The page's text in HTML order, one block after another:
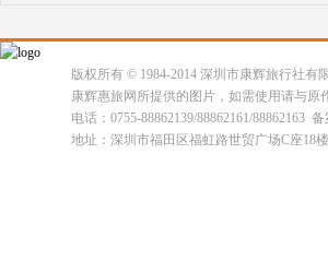
版权所有 © 1984-2014 深圳市康辉旅行社有
康辉惠旅网所提供的图片，如需使用请与原
电话：0755-88862139/88862161/88862163
地址：深圳市福田区福虹路世贸广场C座18